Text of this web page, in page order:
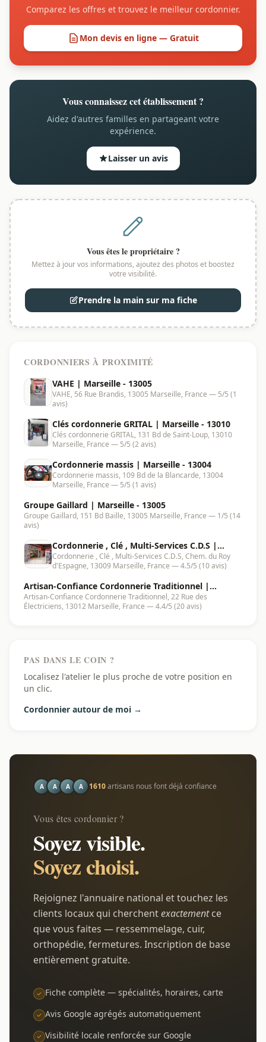
Comparez les offres et trouvez le meilleur cordonnier.
Mon devis en ligne — Gratuit
Vous connaissez cet établissement ?
Aidez d'autres familles en partageant votre
expérience.
Laisser un avis
Vous êtes le propriétaire ?
Mettez à jour vos informations, ajoutez des photos et boostez
votre visibilité.
Prendre la main sur ma fiche
CORDONNIERS À PROXIMITÉ
VAHE | Marseille - 13005
VAHE, 56 Rue Brandis, 13005 Marseille, France — 5/5 (1
avis)
Clés cordonnerie GRITAL | Marseille - 13010
Clés cordonnerie GRITAL, 131 Bd de Saint-Loup, 13010
Marseille, France — 5/5 (2 avis)
Cordonnerie massis | Marseille - 13004
Cordonnerie massis, 109 Bd de la Blancarde, 13004
Marseille, France — 5/5 (1 avis)
Groupe Gaillard | Marseille - 13005
Groupe Gaillard, 151 Bd Baille, 13005 Marseille, France — 1/5 (14
avis)
Cordonnerie , Clé , Multi-Services C.D.S |
Marseille - 13009
Cordonnerie , Clé , Multi-Services C.D.S, Chem. du Roy
d'Espagne, 13009 Marseille, France — 4.5/5 (10 avis)
Artisan-Confiance Cordonnerie Traditionnel |
Marseille - 13012
Artisan-Confiance Cordonnerie Traditionnel, 22 Rue des
Électriciens, 13012 Marseille, France — 4.4/5 (20 avis)
PAS DANS LE COIN ?
Localisez l'atelier le plus proche de votre position en
un clic.
Cordonnier autour de moi →
A A A A 1610artisans nous font déjà confiance
Vous êtes cordonnier ?
Soyez visible.
Soyez choisi.
Rejoignez l'annuaire national et touchez les
clients locaux qui cherchentexactementce
que vous faites — ressemmelage, cuir,
orthopédie, fermetures. Inscription de base
entièrement gratuite.
Fiche complète — spécialités, horaires, carte
Avis Google agrégés automatiquement
Visibilité locale renforcée sur Google